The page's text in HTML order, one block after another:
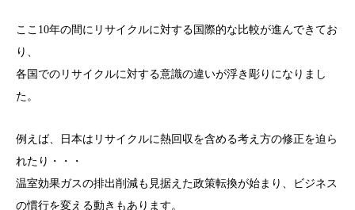
ここ10年の間にリサイクルに対する国際的な比較が進んできてお
り、
各国でのリサイクルに対する意識の違いが浮き彫りになりまし
た。
例えば、日本はリサイクルに熱回収を含める考え方の修正を迫ら
れたり・・・
温室効果ガスの排出削減も見据えた政策転換が始まり、ビジネス
の慣行を変える動きもあります。